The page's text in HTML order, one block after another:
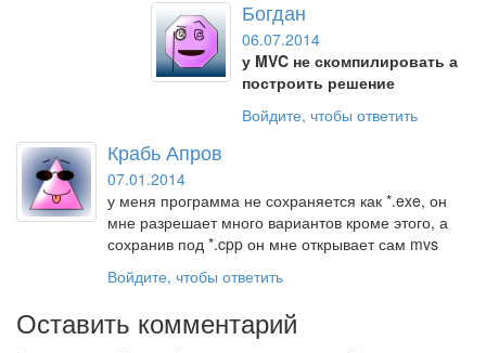
Богдан
06.07.2014
у MVC не скомпилировать а
построить решение
Войдите, чтобы ответить
Крабь Апров
07.01.2014
у меня программа не сохраняется как *.exe, он
мне разрешает много вариантов кроме этого, а
сохранив под *.cpp он мне открывает сам mvs
Войдите, чтобы ответить
Оставить комментарий